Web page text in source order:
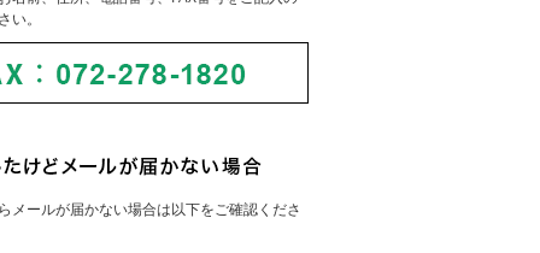
い。
メールが届かない場合は以下をご確認くださ